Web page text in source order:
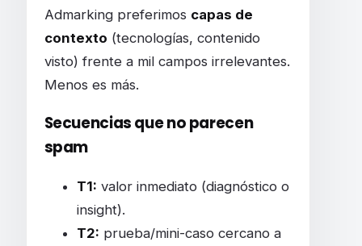
Admarking preferimos capas de
contexto (tecnologías, contenido
visto) frente a mil campos irrelevantes.
Menos es más.
Secuencias que no parecen
spam
T1: valor inmediato (diagnóstico o
insight).
T2: prueba/mini-caso cercano a